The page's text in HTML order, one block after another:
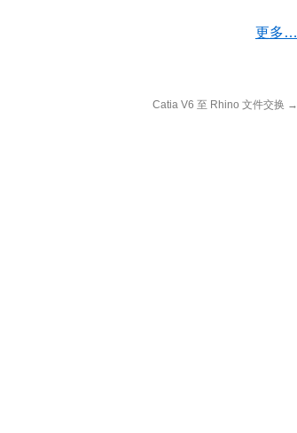
更多…
Catia V6 至 Rhino 文件交换 →